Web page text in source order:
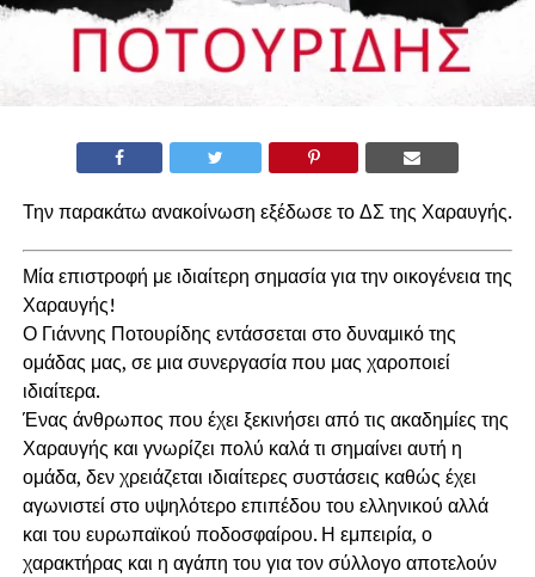
Την παρακάτω ανακοίνωση εξέδωσε το ΔΣ της Χαραυγής.
Μία επιστροφή με ιδιαίτερη σημασία για την οικογένεια της
Χαραυγής!
Ο Γιάννης Ποτουρίδης εντάσσεται στο δυναμικό της
ομάδας μας, σε μια συνεργασία που μας χαροποιεί
ιδιαίτερα.
Ένας άνθρωπος που έχει ξεκινήσει από τις ακαδημίες της
Χαραυγής και γνωρίζει πολύ καλά τι σημαίνει αυτή η
ομάδα, δεν χρειάζεται ιδιαίτερες συστάσεις καθώς έχει
αγωνιστεί στο υψηλότερο επιπέδου του ελληνικού αλλά
και του ευρωπαϊκού ποδοσφαίρου. Η εμπειρία, ο
χαρακτήρας και η αγάπη του για τον σύλλογο αποτελούν